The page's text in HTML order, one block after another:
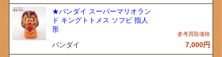
★バンダイ スーパーマリオラン
ド キングトトメス ソフビ 指人
形
バンダイ 7,000円